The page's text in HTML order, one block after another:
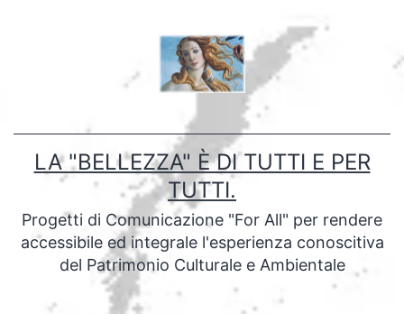
LA "BELLEZZA" È DI TUTTI E PER
TUTTI.
Progetti di Comunicazione "For All" per rendere
accessibile ed integrale l'esperienza conoscitiva
del Patrimonio Culturale e Ambientale